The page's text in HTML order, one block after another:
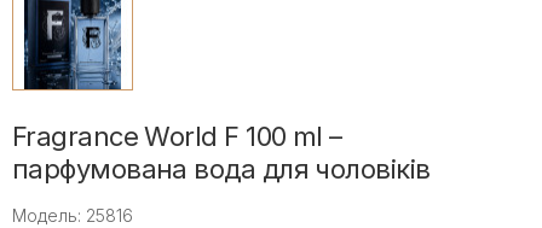
Fragrance World F 100 ml –
парфумована вода для чоловіків
Модель: 25816